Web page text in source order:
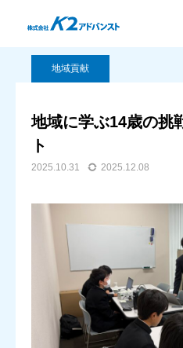
BLOG 地域貢献 地域
地域貢献
地域に学ぶ14歳の挑
ト
2025.10.31 2025.12.08
ソリューション